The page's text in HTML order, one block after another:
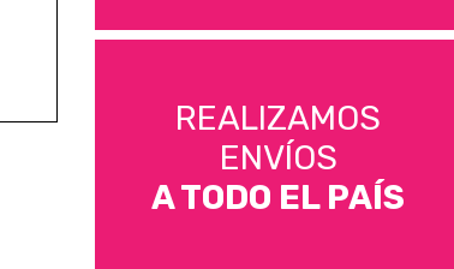
REALIZAMOS
ENVÍOS
A TODO EL PAÍS